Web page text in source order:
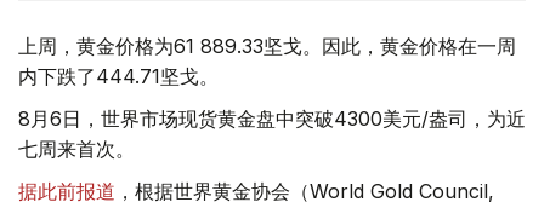
上周，黄金价格为61 889.33坚戈。因此，黄金价格在一周
内下跌了444.71坚戈。
8月6日，世界市场现货黄金盘中突破4300美元/盎司，为近
七周来首次。
据此前报道 ，根据世界黄金协会（World Gold Council,